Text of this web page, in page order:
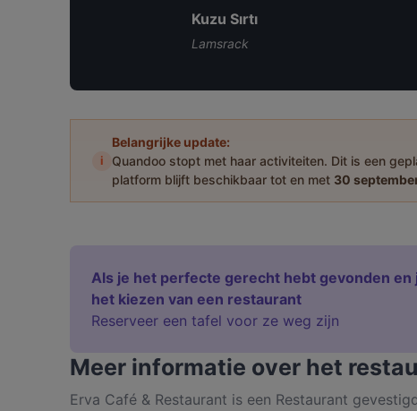
Kuzu Sırtı
Lamsrack
i
Belangrijke update:
Quandoo stopt met haar activiteiten. Dit is een
platform blijft beschikbaar tot en met 30
Als je het perfecte gerecht hebt gevonden
het kiezen van een restaurant
Reserveer een tafel voor ze weg zijn
Meer informatie over het
Erva Café & Restaurant is een Restaurant